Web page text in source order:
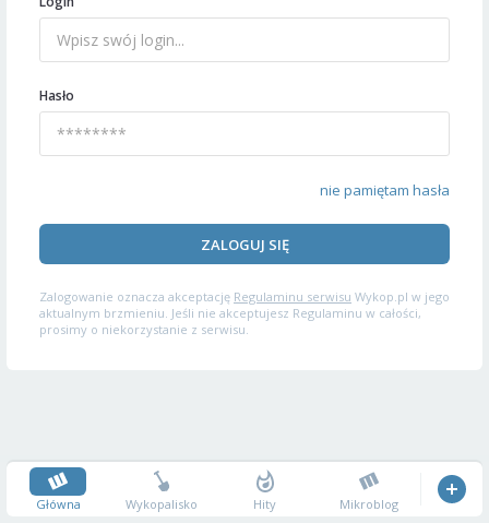
Hasło
nie pamiętam hasła
ZALOGUJ SIĘ
Zalogowanie oznacza akceptację Regulaminu serwisu Wykop.pl w jego
aktualnym brzmieniu. Jeśli nie akceptujesz Regulaminu w całości,
prosimy o niekorzystanie z serwisu.
Główna Wykopalisko Hity Mikroblog